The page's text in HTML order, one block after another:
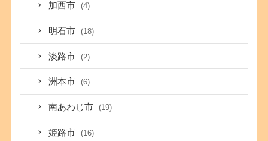
加西市 (4)
明石市 (18)
淡路市 (2)
洲本市 (6)
南あわじ市 (19)
姫路市 (16)